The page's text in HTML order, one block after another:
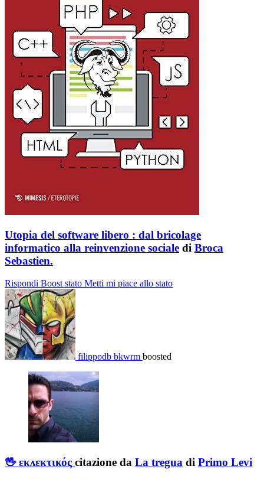
Utopia del software libero : dal bricolage
informatico alla reinvenzione sociale di Broca
Sebastien.
Rispondi Boost stato Metti mi piace allo stato
filippodb bkwrm boosted
🖖 εκᴧεκτικός citazione da La tregua di Primo Levi